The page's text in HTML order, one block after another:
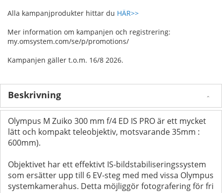
Alla kampanjprodukter hittar du HÄR>>
Mer information om kampanjen och registrering:
my.omsystem.com/se/p/promotions/
Kampanjen gäller t.o.m. 16/8 2026.
Beskrivning
Olympus M Zuiko 300 mm f/4 ED IS PRO är ett mycket
lätt och kompakt teleobjektiv, motsvarande 35mm :
600mm).
Objektivet har ett effektivt IS-bildstabiliseringssystem
som ersätter upp till 6 EV-steg med med vissa Olympus
systemkamerahus. Detta möjliggör fotografering för fri